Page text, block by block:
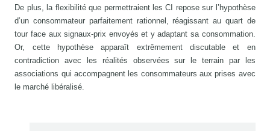
De plus, la flexibilité que permettraient les CI repose sur l’hypothèse
d’un consommateur parfaitement rationnel, réagissant au quart de
tour face aux signaux-prix envoyés et y adaptant sa consommation.
Or, cette hypothèse apparaît extrêmement discutable et en
contradiction avec les réalités observées sur le terrain par les
associations qui accompagnent les consommateurs aux prises avec
le marché libéralisé.